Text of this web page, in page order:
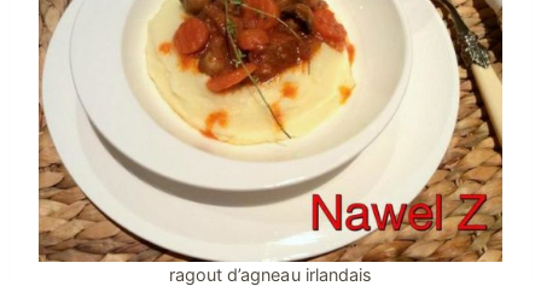
ragout d’agneau irlandais